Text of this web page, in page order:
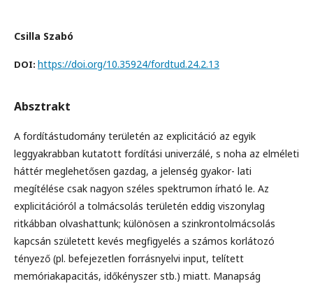
Csilla Szabó
DOI: https://doi.org/10.35924/fordtud.24.2.13
Absztrakt
A fordítástudomány területén az explicitáció az egyik
leggyakrabban kutatott fordítási univerzálé, s noha az elméleti
háttér meglehetősen gazdag, a jelenség gyakor- lati
megítélése csak nagyon széles spektrumon írható le. Az
explicitációról a tolmácsolás területén eddig viszonylag
ritkábban olvashattunk; különösen a szinkrontolmácsolás
kapcsán született kevés megfigyelés a számos korlátozó
tényező (pl. befejezetlen forrásnyelvi input, telített
memóriakapacitás, időkényszer stb.) miatt. Manapság